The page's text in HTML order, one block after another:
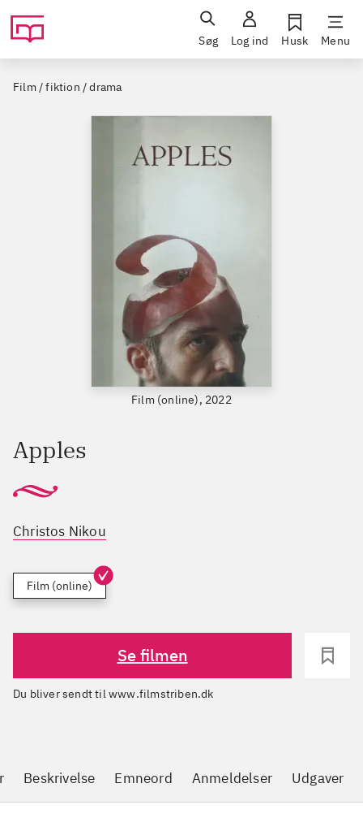
Søg Log ind Husk Menu
Film / fiktion / drama
Film (online), 2022
Apples
Christos Nikou
Film (online)
Se filmen
Du bliver sendt til www.filmstriben.dk
Beskrivelse Emneord Anmeldelser Udgaver